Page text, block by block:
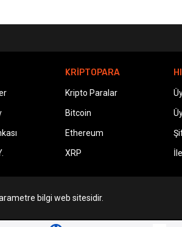
KRİPTOPARA
Kripto Paralar
Bitcoin
Ethereum
XRP
bilgi web sitesidir.